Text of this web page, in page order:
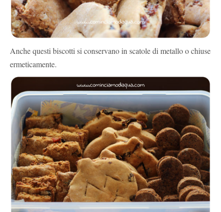
Anche questi biscotti si conservano in scatole di metallo o chiuse
ermeticamente.